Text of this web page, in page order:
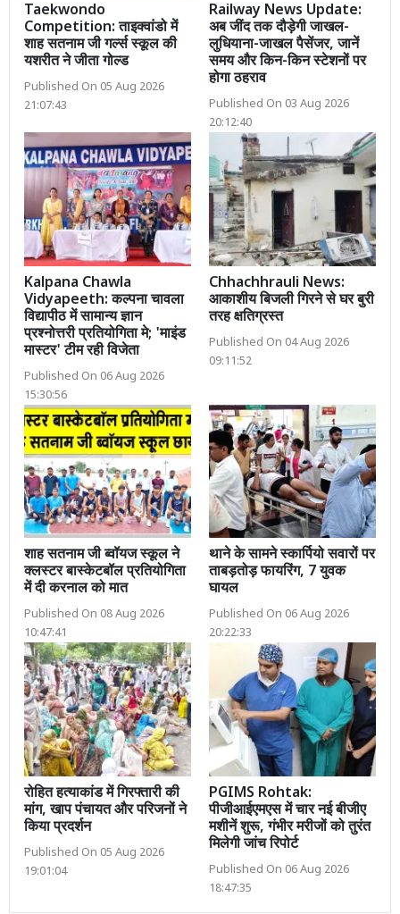
Taekwondo
Competition: ताइक्वांडो में
शाह सतनाम जी गर्ल्स स्कूल की
यशरीत ने जीता गोल्ड
Published On 05 Aug 2026
21:07:43
Railway News Update:
अब जींद तक दौड़ेगी जाखल-
लुधियाना-जाखल पैसेंजर, जानें
समय और किन-किन स्टेशनों पर
होगा ठहराव
Published On 03 Aug 2026
20:12:40
Kalpana Chawla
Vidyapeeth: कल्पना चावला
विद्यापीठ में सामान्य ज्ञान
प्रश्नोत्तरी प्रतियोगिता मे; 'माइंड
मास्टर' टीम रही विजेता
Published On 06 Aug 2026
15:30:56
Chhachhrauli News:
आकाशीय बिजली गिरने से घर बुरी
तरह क्षतिग्रस्त
Published On 04 Aug 2026
09:11:52
शाह सतनाम जी ब्वॉयज स्कूल ने
क्लस्टर बास्केटबॉल प्रतियोगिता
में दी करनाल को मात
Published On 08 Aug 2026
10:47:41
थाने के सामने स्कार्पियो सवारों पर
ताबड़तोड़ फायरिंग, 7 युवक
घायल
Published On 06 Aug 2026
20:22:33
रोहित हत्याकांड में गिरफ्तारी की
मांग, खाप पंचायत और परिजनों ने
किया प्रदर्शन
Published On 05 Aug 2026
19:01:04
PGIMS Rohtak:
पीजीआईएमएस में चार नई बीजीए
मशीनें शुरू, गंभीर मरीजों को तुरंत
मिलेगी जांच रिपोर्ट
Published On 06 Aug 2026
18:47:35